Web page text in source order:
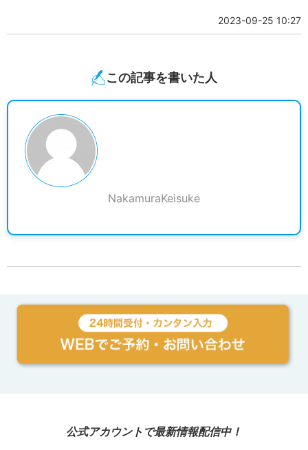
2023-09-25 10:27
この記事を書いた人
NakamuraKeisuke
公式アカウントで最新情報配信中！